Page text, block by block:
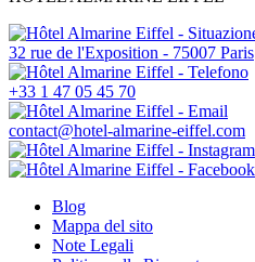
32 rue de l'Exposition - 75007 Paris
+33 1 47 05 45 70
contact@hotel-almarine-eiffel.com
Blog
Mappa del sito
Note Legali